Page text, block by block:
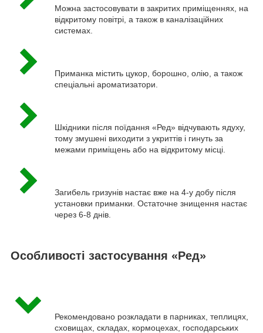
Можна застосовувати в закритих приміщеннях, на
відкритому повітрі, а також в каналізаційних
системах.
Приманка містить цукор, борошно, олію, а також
спеціальні ароматизатори.
Шкідники після поїдання «Ред» відчувають ядуху,
тому змушені виходити з укриттів і гинуть за
межами приміщень або на відкритому місці.
Загибель гризунів настає вже на 4-у добу після
установки приманки. Остаточне знищення настає
через 6-8 днів.
Особливості застосування «Ред»
Рекомендовано розкладати в парниках, теплицях,
сховищах, складах, кормоцехах, господарських